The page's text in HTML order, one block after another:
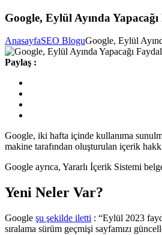
Google, Eylül Ayında
AnasayfaSEO BloguGoogle, Eylül
Paylaş :
Google, iki hafta içinde kullanıma
makine tarafından oluşturulan içerik
Google ayrıca, Yararlı İçerik Sistemi
Yeni Neler Var?
Google şu şekilde iletti : “Eylül 2023
sıralama sürüm geçmişi sayfamızı